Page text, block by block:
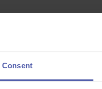
Consent
myšlení, manuální